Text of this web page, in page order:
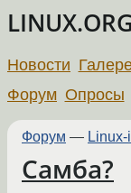
Новости
Форум Опросы
Форум — Linux-
Самба?